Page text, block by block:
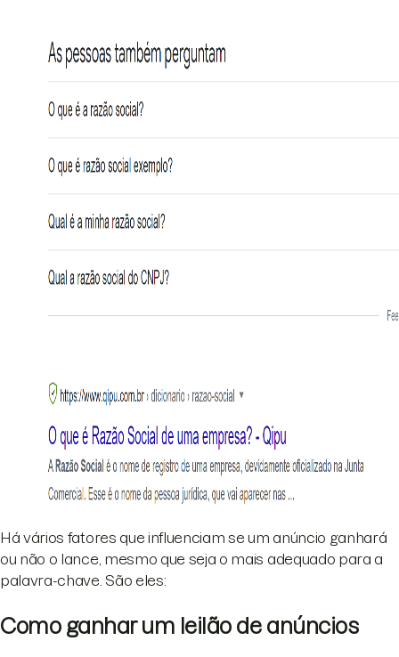
Há vários fatores que influenciam se um anúncio ganhará
ou não o lance, mesmo que seja o mais adequado para a
palavra-chave. São eles:
Como ganhar um leilão de anúncios